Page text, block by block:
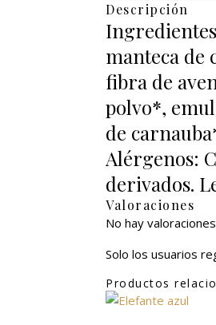
Descripción
manteca de
fibra de
polvo*,
de
Alérgenos:
derivados.
Valoraciones
No hay
Solo los usuarios
Productos